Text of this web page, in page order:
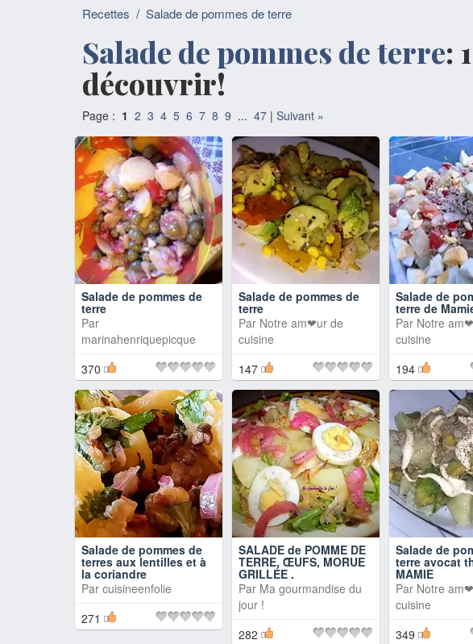
Recettes / Salade de pommes de terre
Salade de pommes de terre:
découvrir!
Page : 1 2 3 4 5 6 7 8 9 ... 47 | Suivant »
Salade de pommes de
terre
Par
marinahenriquepicque
370
Salade de pommes de
terre
Par Notre am❤ur de
cuisine
147
Salade de
terre de
Par Notre
cuisine
194
Salade de pommes de
terres aux lentilles et à
la coriandre
Par cuisineenfolie
271
SALADE de POMME DE
TERRE, ŒUFS, MORUE
GRILLÉE .
Par Ma gourmandise du
jour !
282
Salade de
terre avocat
MAMIE
Par Notre
cuisine
349